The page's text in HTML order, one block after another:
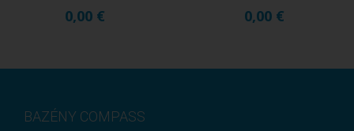
...
0,00 €
230 ...
0,00 €
BAZÉNY COMPASS